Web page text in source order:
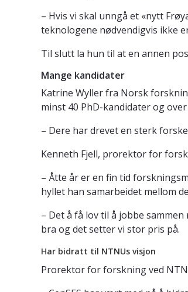
– Hvis vi skal unngå et «nytt
teknologene nødvendigvis ikke
Til slutt la hun til at en annen
Mange kandidater
Katrine Wyller fra Norsk
minst 40 PhD-kandidater og
– Dere har drevet en sterk
Kenneth Fjell, prorektor for
– Åtte år er en fin tid
hyllet han samarbeidet mellom
– Det å få lov til å jobbe
bra og det setter vi stor pris på.
Har bidratt til NTNUs visjon
Prorektor for forskning ved